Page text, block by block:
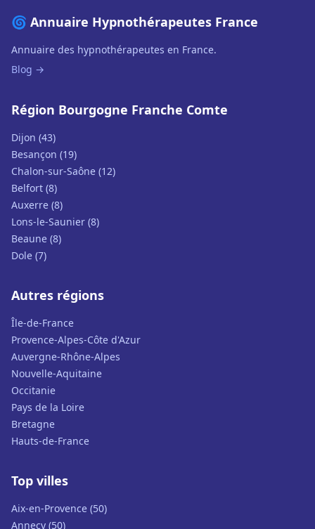
🌀 Annuaire Hypnothérapeutes France
Annuaire des hypnothérapeutes en France.
Blog →
Région Bourgogne Franche Comte
Dijon (43)
Besançon (19)
Chalon-sur-Saône (12)
Belfort (8)
Auxerre (8)
Lons-le-Saunier (8)
Beaune (8)
Dole (7)
Autres régions
Île-de-France
Provence-Alpes-Côte d'Azur
Auvergne-Rhône-Alpes
Nouvelle-Aquitaine
Occitanie
Pays de la Loire
Bretagne
Hauts-de-France
Top villes
Aix-en-Provence (50)
Annecy (50)